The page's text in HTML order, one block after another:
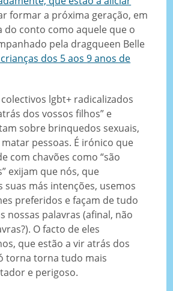
formar a próxima geração, em
do conto como aquele que o
pela dragqueen Belle
dos 5 aos 9 anos de
lgbt+ radicalizados
dos vossos filhos” e
sobre brinquedos sexuais,
pessoas. É irónico que
com chavões como “são
exijam que nós, que
suas más intenções, usemos
preferidos e façam de tudo
nossas palavras (afinal, não
O facto de eles
que estão a vir atrás dos
torna torna tudo mais
e perigoso.